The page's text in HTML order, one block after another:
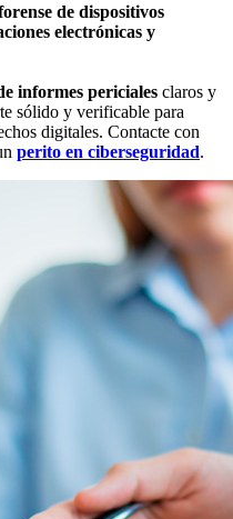
de dispositivos
electrónicas y
informes periciales claros y
sólido y verificable para
digitales. Contacte con
perito en ciberseguridad.